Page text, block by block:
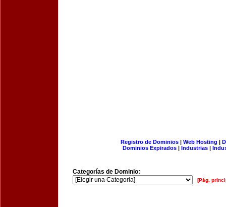
Registro de Dominios| Web Hosting |
Dominios Expirados | Industrias |
Categorías de Dominio:
[Pág.